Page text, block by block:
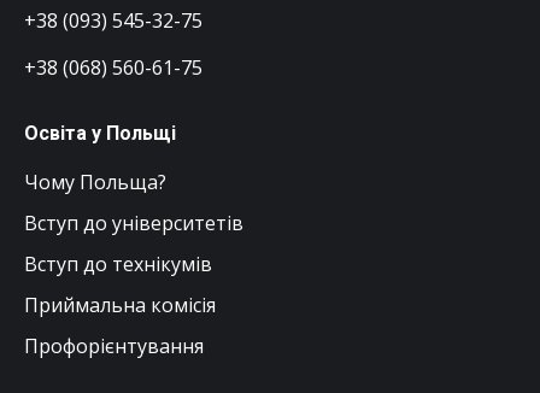
+38 (093) 545-32-75
+38 (068) 560-61-75
Освіта у Польщі
Чому Польща?
Вступ до університетів
Вступ до технікумів
Приймальна комісія
Профорієнтування